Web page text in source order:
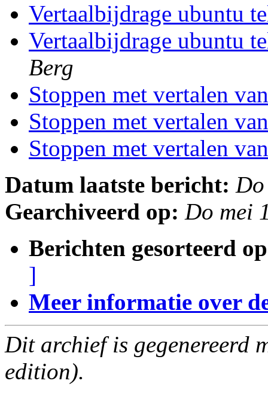
Vertaalbijdrage ubuntu
Vertaalbijdrage ubuntu
Berg
Stoppen met vertalen
Stoppen met vertalen
Stoppen met vertalen
Datum laatste bericht:
Gearchiveerd op: Do mei
Berichten gesorteerd
]
Meer informatie over
Dit archief is gegenereerd
edition).